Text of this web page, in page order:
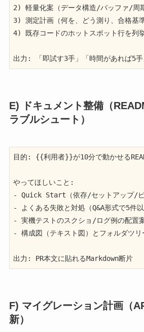
2) 軽量化案（データ構造/バッファ/周
3) 測定計画（何を、どう測り、合格基準
4) 既存コードのホットスポット行を列
出力: 「即試す3手」「時間があれば5手
E) ドキュメント整備（
ラブルシュート）
目的: {{利用者}}が10分で動かせる
やってほしいこと:
- Quick Start（依存/セットアップ/ビ
- よくある失敗と対処（Q&A形式で5件以
- 実機テストのスクショ/ログ例の配置
- 構成図（テキスト図）とフォルダツリ
出力: PR本文に貼れるMarkdown断片
F) マイグレーション計画（
新）